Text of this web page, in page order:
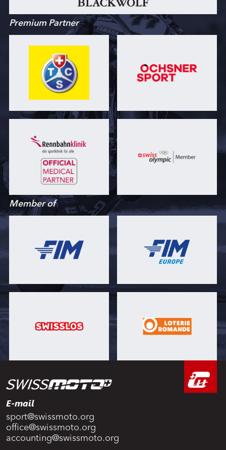
Premium Partner
Member of
E-mail
sport@swissmoto.org
office@swissmoto.org
accounting@swissmoto.org